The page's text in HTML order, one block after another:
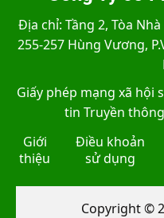
Địa chỉ: Tầng 2, Tòa
255-257 Hùng Vương,
Giấy phép mạng xã hội
tin Truyền
Giới
thiệu
Điều khoản
sử dụng
Copyright ©